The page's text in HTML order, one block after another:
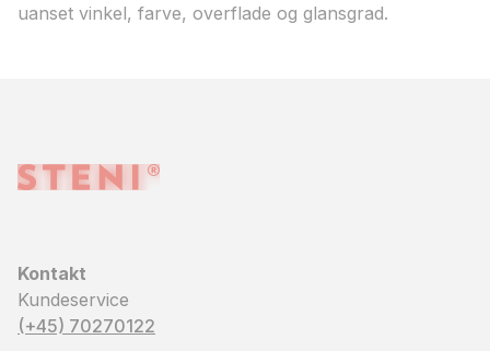
uanset vinkel, farve, overflade og glansgrad.
Kontakt
Kundeservice
(+45) 70270122